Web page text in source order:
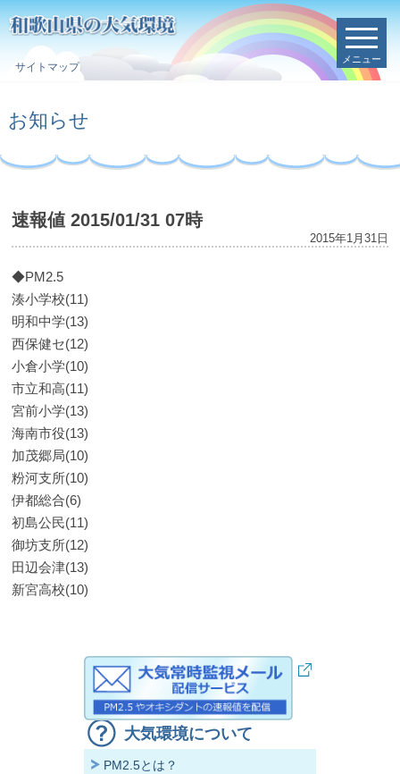
サイトマップ
メニュー
お知らせ
速報値 2015/01/31 07時
2015年1月31日
◆PM2.5
湊小学校(11)
明和中学(13)
西保健セ(12)
小倉小学(10)
市立和高(11)
宮前小学(13)
海南市役(13)
加茂郷局(10)
粉河支所(10)
伊都総合(6)
初島公民(11)
御坊支所(12)
田辺会津(13)
新宮高校(10)
大気環境について
PM2.5とは？